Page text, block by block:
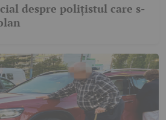
despre polițistul care s-